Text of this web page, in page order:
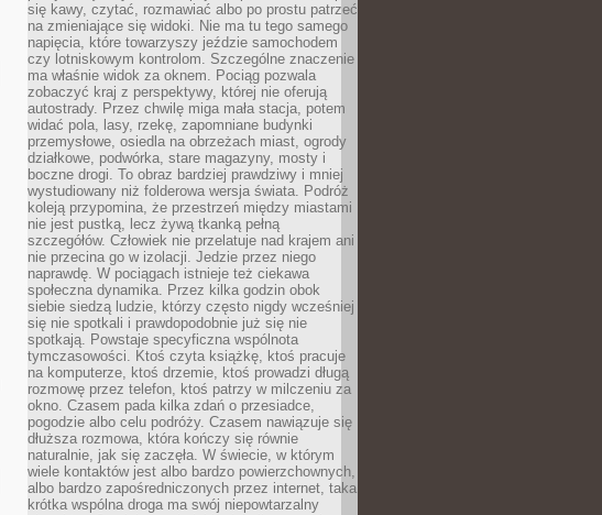
się kawy, czytać, rozmawiać albo po prostu patrzeć
na zmieniające się widoki. Nie ma tu tego samego
napięcia, które towarzyszy jeździe samochodem
czy lotniskowym kontrolom. Szczególne znaczenie
ma właśnie widok za oknem. Pociąg pozwala
zobaczyć kraj z perspektywy, której nie oferują
autostrady. Przez chwilę miga mała stacja, potem
widać pola, lasy, rzekę, zapomniane budynki
przemysłowe, osiedla na obrzeżach miast, ogrody
działkowe, podwórka, stare magazyny, mosty i
boczne drogi. To obraz bardziej prawdziwy i mniej
wystudiowany niż folderowa wersja świata. Podróż
koleją przypomina, że przestrzeń między miastami
nie jest pustką, lecz żywą tkanką pełną
szczegółów. Człowiek nie przelatuje nad krajem ani
nie przecina go w izolacji. Jedzie przez niego
naprawdę. W pociągach istnieje też ciekawa
społeczna dynamika. Przez kilka godzin obok
siebie siedzą ludzie, którzy często nigdy wcześniej
się nie spotkali i prawdopodobnie już się nie
spotkają. Powstaje specyficzna wspólnota
tymczasowości. Ktoś czyta książkę, ktoś pracuje
na komputerze, ktoś drzemie, ktoś prowadzi długą
rozmowę przez telefon, ktoś patrzy w milczeniu za
okno. Czasem pada kilka zdań o przesiadce,
pogodzie albo celu podróży. Czasem nawiązuje się
dłuższa rozmowa, która kończy się równie
naturalnie, jak się zaczęła. W świecie, w którym
wiele kontaktów jest albo bardzo powierzchownych,
albo bardzo zapośredniczonych przez internet, taka
krótka wspólna droga ma swój niepowtarzalny